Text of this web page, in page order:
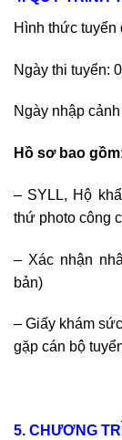
Hình thức tuyển
Ngày thi tuyển:
Ngày nhập
Hồ sơ bao
– SYLL, Hộ
thứ photo công
– Xác nhận
bản)
– Giấy khám
gặp cán bộ
5. CHƯƠNG